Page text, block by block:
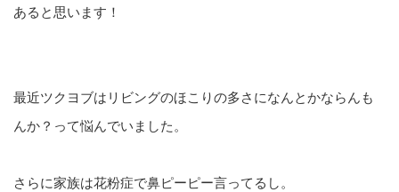
あると思います！
最近ツクヨブはリビングのほこりの多さになんとかならんも
んか？って悩んでいました。
さらに家族は花粉症で鼻ピーピー言ってるし。